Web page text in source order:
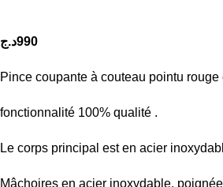
990د.ج
Pince coupante à couteau pointu
fonctionnalité 100% qualité .
Le corps principal est en acier
Mâchoires en acier inoxydable,